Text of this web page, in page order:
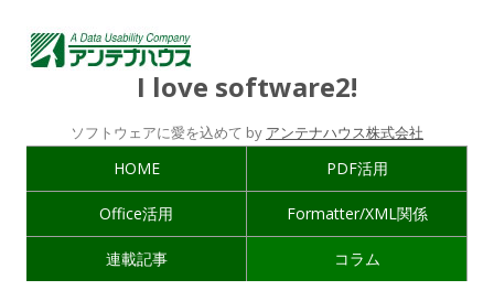
I love software2!
ソフトウェアに愛を込めて by アンテナハウス株式会社
HOME PDF活用
Office活用 Formatter/XML関係
連載記事 コラム